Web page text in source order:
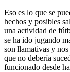
Eso es lo que se
hechos y posibles
una actividad de
se ha ido jugando
son llamativas y
que no debería
funcionado desde